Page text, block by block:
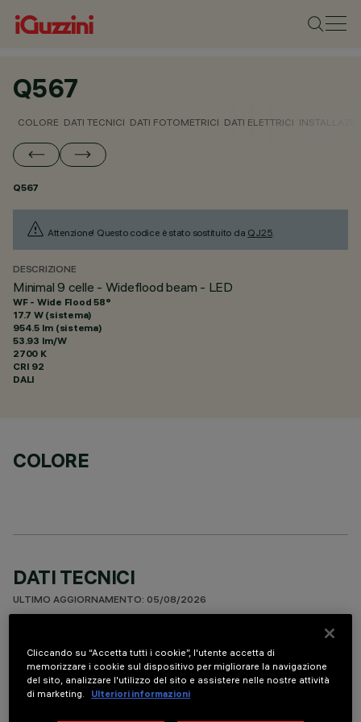
Q567
COLORE DATI TECNICI DATI FOTOMETRICI DATI ELETTRICI
Q567
Attenzione! Questo codice è stato sostituito da QJ25.
DESCRIZIONE
Minimal 9 celle - Wideflood beam - LED
WF - Wide Flood 58°
17.7 W (sistema)
954.5 lm (sistema)
53.93 lm/W
2700 K
CRI 92
DALI
COLORE
DATI TECNICI
ULTIMO AGGIORNAMENTO: 05/08/2026
Apparecchio miniaturizzato quadrato ad incasso a 9 elementi
ottici per sorgenti LED - ottica fissa. Nonostante le
Cliccando su “Accetta tutti i cookie”, l'utente accetta di
memorizzare i cookie sul dispositivo per migliorare la navigazione
del sito, analizzare l'utilizzo del sito e assistere nelle nostre attività
di marketing.
Ulteriori informazioni